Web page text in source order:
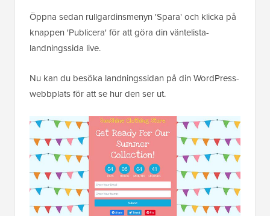
Öppna sedan rullgardinsmenyn 'Spara' och klicka på
knappen 'Publicera' för att göra din väntelista-
landningssida live.
Nu kan du besöka landningssidan på din WordPress-
webbplats för att se hur den ser ut.